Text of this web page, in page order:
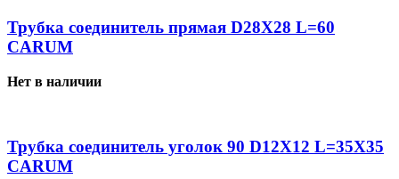
Трубка соединитель прямая D28X28 L=60
CARUM
Нет в наличии
Трубка соединитель уголок 90 D12X12 L=35X35
CARUM